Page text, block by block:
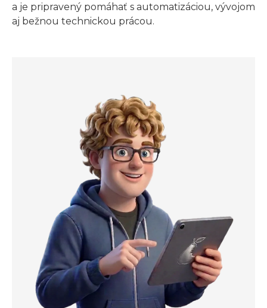
a je pripravený pomáhať s automatizáciou, vývojom
aj bežnou technickou prácou.